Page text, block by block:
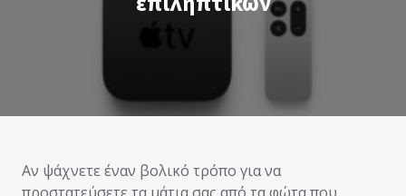
Αν ψάχνετε έναν βολικό τρόπο για να